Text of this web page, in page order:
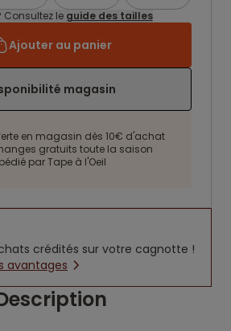
Consultez le guide des tailles
Ajouter au panier
magasin
en magasin dès 10€ d'achat
gratuits toute la saison
par Tape à l'Oeil
crédités sur votre cagnotte !
avantages